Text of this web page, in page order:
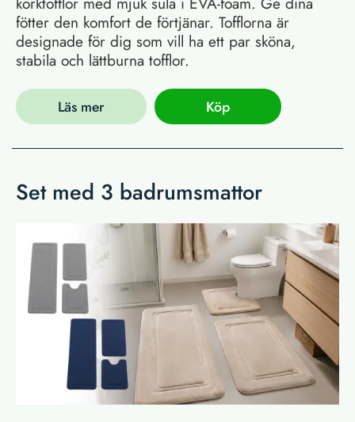
fötter den komfort de förtjänar. Tofflorna är
designade för dig som vill ha ett par sköna,
stabila och lättburna tofflor.
Läs mer Köp
Set med 3 badrumsmattor